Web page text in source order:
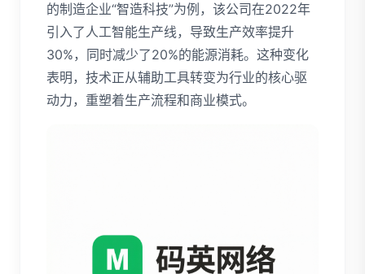
的制造企业“智造科技”为例，该公司在2022年
引入了人工智能生产线，导致生产效率提升
30%，同时减少了20%的能源消耗。这种变化
表明，技术正从辅助工具转变为行业的核心驱
动力，重塑着生产流程和商业模式。